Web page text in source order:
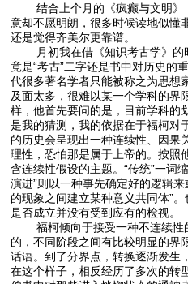
结合上个月的《疯癫与文明》，
意却不愿明朗，很多时候读地似懂
还是觉得齐美尔更靠谱。
月初我在借《知识考古学》的时
竟是“考古”二字还是书中对历史的
代很多著名学者只能被称之为思想
及面太多，很难以某一个学科的界
样，他首先要问的是，目前学科的
是我的猜测，我的依据在于福柯对
的历史会呈现出一种连续性、因果
理性，恐怕那是属于上帝的。按照
含连续性假设的主题。“传统”一词
演进”则以一种事先确定好的逻辑
的现象之间建立某种意义共同体”
是否成立并没有受到应有的检视。
福柯倾向于接受一种不连续性的
的，不同阶段之间有比较明显的界
话语。到了分界点，转换逐渐发生
在这个样子，相反经历了多次的转